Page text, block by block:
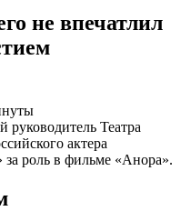
не впечатлил
Театра
актера
роль в фильме «Анора».